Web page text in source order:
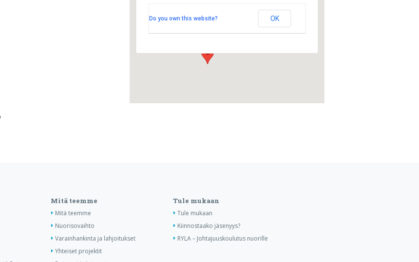
Tapionaukio 3 - Espoo
Do you own this website? OK
Mitä teemme
Mitä teemme
Nuorisovaihto
Varainhankinta ja lahjoitukset
Yhteiset projektit
Tule mukaan
Tule mukaan
Kiinnostaako jäsenyys?
RYLA – Johtajuuskoulutus nuorille